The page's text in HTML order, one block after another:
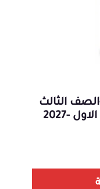
الصف الثالث
-2027